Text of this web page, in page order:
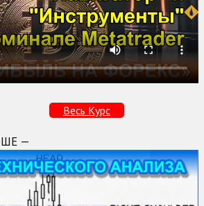
Весь Курс
—